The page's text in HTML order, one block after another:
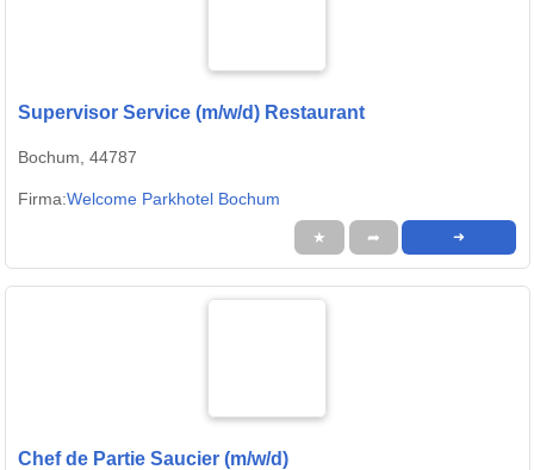
Supervisor Service (m/w/d) Restaurant
Bochum, 44787
Firma:Welcome Parkhotel Bochum
★ ➦ ➜
Chef de Partie Saucier (m/w/d)